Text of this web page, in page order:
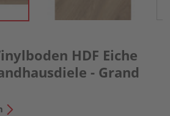
HDF Eiche
- Grand